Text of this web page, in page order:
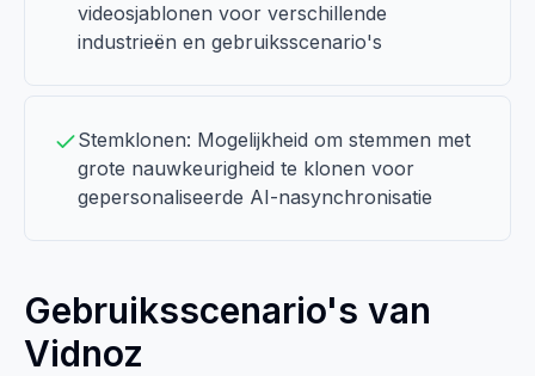
videosjablonen voor verschillende
industrieën en gebruiksscenario's
Stemklonen: Mogelijkheid om stemmen met
grote nauwkeurigheid te klonen voor
gepersonaliseerde AI-nasynchronisatie
Gebruiksscenario's van
Vidnoz